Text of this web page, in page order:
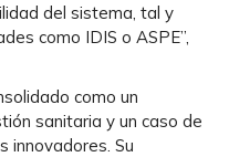
del sistema, tal y
como IDIS o ASPE”,
como un
sanitaria y un caso de
innovadores. Su